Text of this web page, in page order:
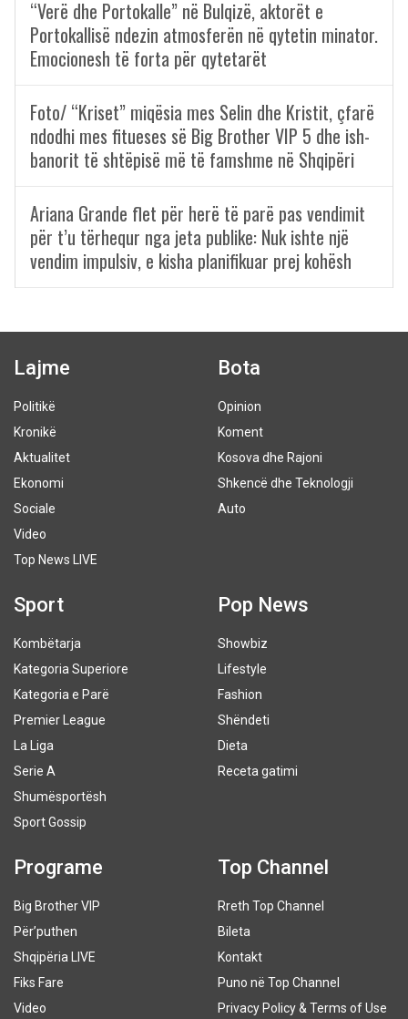
“Verë dhe Portokalle” në Bulqizë, aktorët e
Portokallisë ndezin atmosferën në qytetin minator.
Emocionesh të forta për qytetarët
Foto/ “Kriset” miqësia mes Selin dhe Kristit, çfarë
ndodhi mes fitueses së Big Brother VIP 5 dhe ish-
banorit të shtëpisë më të famshme në Shqipëri
Ariana Grande flet për herë të parë pas vendimit
për t’u tërhequr nga jeta publike: Nuk ishte një
vendim impulsiv, e kisha planifikuar prej kohësh
Lajme
Politikë
Kronikë
Aktualitet
Ekonomi
Sociale
Video
Top News LIVE
Bota
Opinion
Koment
Kosova dhe Rajoni
Shkencë dhe Teknologji
Auto
Sport
Kombëtarja
Kategoria Superiore
Kategoria e Parë
Premier League
La Liga
Serie A
Shumësportësh
Sport Gossip
Pop News
Showbiz
Lifestyle
Fashion
Shëndeti
Dieta
Receta gatimi
Programe
Big Brother VIP
Për’puthen
Shqipëria LIVE
Fiks Fare
Video
Top Channel
Rreth Top Channel
Bileta
Kontakt
Puno në Top Channel
Privacy Policy & Terms of Use